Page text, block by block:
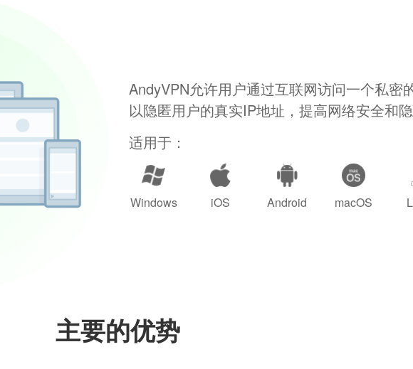
AndyVPN允许用户通过互联网访问一个私密
以隐匿用户的真实IP地址，提高网络安全和隐
适用于：
Windows iOS Android macOS
主要的优势